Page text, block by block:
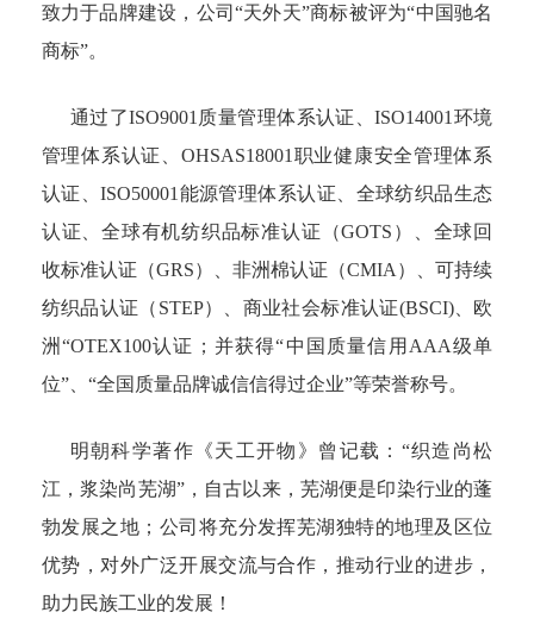
致力于品牌建设，公司“天外天”商标被评为“中国驰名
商标”。
通过了ISO9001质量管理体系认证、ISO14001环境
管理体系认证、OHSAS18001职业健康安全管理体系
认证、ISO50001能源管理体系认证、全球纺织品生态
认证、全球有机纺织品标准认证（GOTS）、全球回
收标准认证（GRS）、非洲棉认证（CMIA）、可持续
纺织品认证（STEP）、商业社会标准认证(BSCI)、欧
洲“OTEX100认证；并获得“中国质量信用AAA级单
位”、“全国质量品牌诚信信得过企业”等荣誉称号。
明朝科学著作《天工开物》曾记载：“织造尚松
江，浆染尚芜湖”，自古以来，芜湖便是印染行业的蓬
勃发展之地；公司将充分发挥芜湖独特的地理及区位
优势，对外广泛开展交流与合作，推动行业的进步，
助力民族工业的发展！